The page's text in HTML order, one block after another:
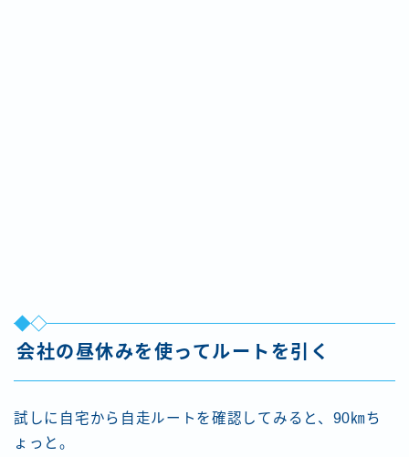
会社の昼休みを使ってルートを引く
試しに自宅から自走ルートを確認してみると、90㎞ち
ょっと。